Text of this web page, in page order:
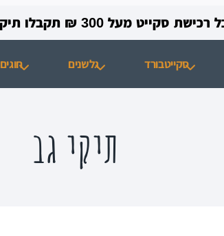
300 ₪ תקבלו תיק + כובע ממותגים מתנה!
סקייטבורד גלשנים חוגים
תיקי גב